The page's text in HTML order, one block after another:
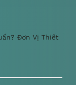
Đơn Vị Thiết